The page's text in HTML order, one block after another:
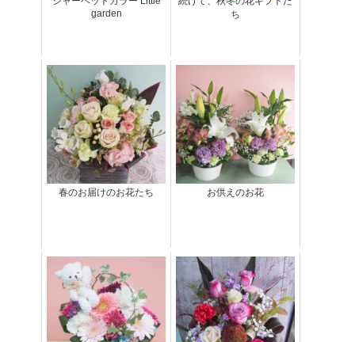
garden
ち
春のお届けのお花たち お供えのお花